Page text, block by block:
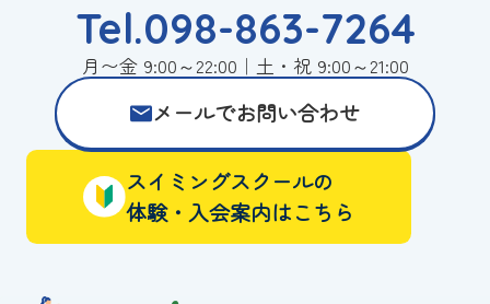
Tel.098-863-7264
月〜金 9:00～22:00｜土・祝 9:00～21:00
メールでお問い合わせ
スイミングスクールの
体験・入会案内はこちら